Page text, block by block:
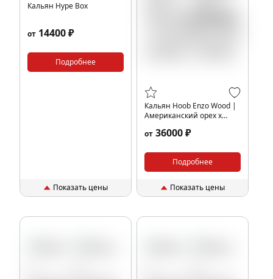
Кальян Hype Box
от 14400 ₽
Подробнее
Показать цены
Кальян Hoob Enzo Wood |
Американский орех x
колбы)
от 36000 ₽
Подробнее
Показать цены